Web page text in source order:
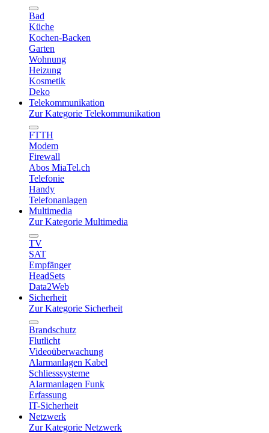
Bad
Küche
Kochen-Backen
Garten
Wohnung
Heizung
Kosmetik
Deko
Telekommunikation
Zur Kategorie Telekommunikation
FTTH
Modem
Firewall
Abos MiaTel.ch
Telefonie
Handy
Telefonanlagen
Multimedia
Zur Kategorie Multimedia
TV
SAT
Empfänger
HeadSets
Data2Web
Sicherheit
Zur Kategorie Sicherheit
Brandschutz
Flutlicht
Videoüberwachung
Alarmanlagen Kabel
Schliesssysteme
Alarmanlagen Funk
Erfassung
IT-Sicherheit
Netzwerk
Zur Kategorie Netzwerk